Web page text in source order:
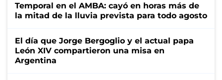
Temporal en el AMBA: cayó en horas más de
la mitad de la lluvia prevista para todo agosto
El día que Jorge Bergoglio y el actual papa
León XIV compartieron una misa en
Argentina